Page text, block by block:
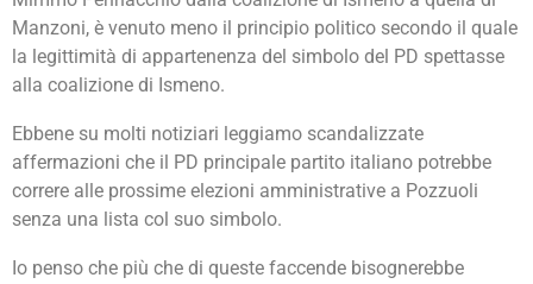
Manzoni, è venuto meno il principio politico secondo il quale
la legittimità di appartenenza del simbolo del PD spettasse
alla coalizione di Ismeno.
Ebbene su molti notiziari leggiamo scandalizzate
affermazioni che il PD principale partito italiano potrebbe
correre alle prossime elezioni amministrative a Pozzuoli
senza una lista col suo simbolo.
Io penso che più che di queste faccende bisognerebbe